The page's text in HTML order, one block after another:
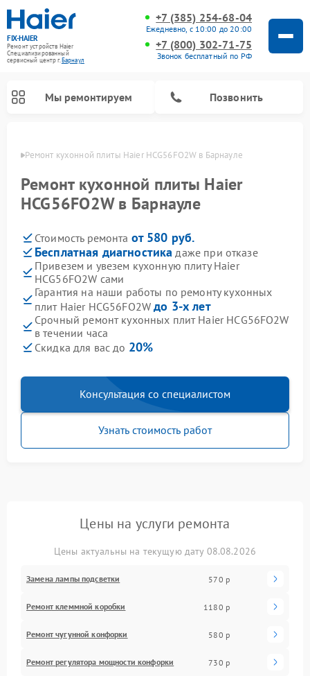
FIX-HAIER
Ремонт устройств Haier
Специализированный
cервисный центр г.Барнаул
+7 (385) 254-68-04
Ежедневно, с 10:00 до 20:00
+7 (800) 302-71-75
Звонок бесплатный по РФ
Мы ремонтируем Позвонить
Ремонт кухонной плиты Haier HCG56FO2W в Барнауле
Ремонт кухонной плиты Haier
HCG56FO2W в Барнауле
Стоимость ремонта от 580 руб.
Бесплатная диагностика даже при отказе
Привезем и увезем кухонную плиту Haier
HCG56FO2W сами
Гарантия на наши работы по ремонту кухонных
плит Haier HCG56FO2Wдо 3-х лет
Срочный ремонт кухонных плит Haier HCG56FO2W
в течении часа
Скидка для вас до 20%
Консультация со специалистом
Узнать стоимость работ
Цены на услуги ремонта
Цены актуальны на текущую дату 08.08.2026
Замена лампы подсветки 570 р
Ремонт клеммной коробки 1180 р
Ремонт чугунной конфорки 580 р
Ремонт регулятора мощности конфорки 730 р